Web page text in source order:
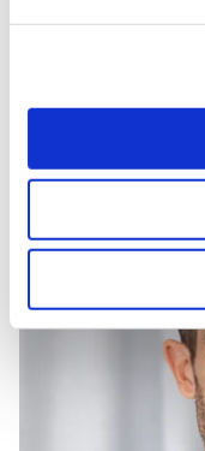
Utbildning: Fil.kand.
universitet,